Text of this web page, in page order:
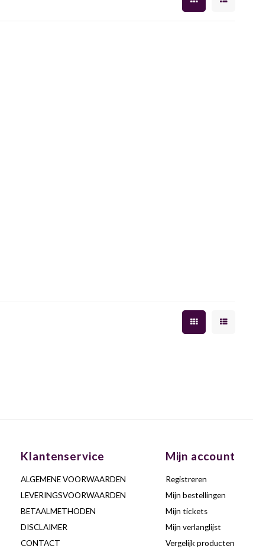
Klantenservice
ALGEMENE VOORWAARDEN
LEVERINGSVOORWAARDEN
BETAALMETHODEN
DISCLAIMER
CONTACT
Mijn account
Registreren
Mijn bestellingen
Mijn tickets
Mijn verlanglijst
Vergelijk producten